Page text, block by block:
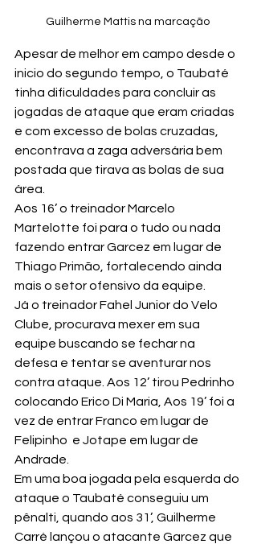
Guilherme Mattis na marcação
Apesar de melhor em campo desde o
inicio do segundo tempo, o Taubaté
tinha dificuldades para concluir as
jogadas de ataque que eram criadas
e com excesso de bolas cruzadas,
encontrava a zaga adversária bem
postada que tirava as bolas de sua
área.
Aos 16’ o treinador Marcelo
Martelotte foi para o tudo ou nada
fazendo entrar Garcez em lugar de
Thiago Primão, fortalecendo ainda
mais o setor ofensivo da equipe.
Já o treinador Fahel Junior do Velo
Clube, procurava mexer em sua
equipe buscando se fechar na
defesa e tentar se aventurar nos
contra ataque. Aos 12’ tirou Pedrinho
colocando Erico Di Maria, Aos 19’ foi a
vez de entrar Franco em lugar de
Felipinho  e Jotape em lugar de
Andrade.
Em uma boa jogada pela esquerda do
ataque o Taubaté conseguiu um
pênalti, quando aos 31’, Guilherme
Carré lançou o atacante Garcez que